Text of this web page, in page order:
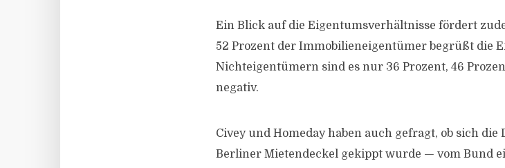
Ein Blick auf die Eigentumsverhältnisse fördert
52 Prozent der Immobilieneigentümer begrüßt die
Nichteigentümern sind es nur 36 Prozent, 46
negativ.
Civey und Homeday haben auch gefragt, ob sich
Berliner Mietendeckel gekippt wurde — vom Bund